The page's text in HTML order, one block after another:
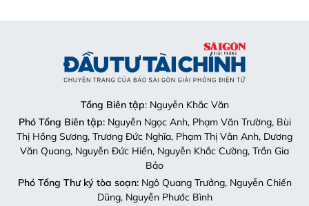
Tổng Biên tập: Nguyễn Khắc Văn
Phó Tổng Biên tập:Nguyễn Ngọc Anh, Phạm Văn Trường, Bùi
Thị Hồng Sương, Trương Đức Nghĩa, Phạm Thị Vân Anh, Dương
Văn Quang, Nguyễn Đức Hiển, Nguyễn Khắc Cường, Trần Gia
Bảo
Phó Tổng Thư ký tòa soạn:Ngô Quang Trưởng, Nguyễn Chiến
Dũng, Nguyễn Phước Bình